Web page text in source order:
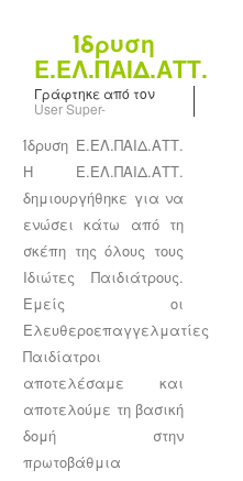
Ίδρυση
Ε.ΕΛ.ΠΑΙΔ.ΑΤΤ.
Γράφτηκε από τον
User Super-
Ίδρυση Ε.ΕΛ.ΠΑΙΔ.ΑΤΤ.
Η Ε.ΕΛ.ΠΑΙΔ.ΑΤΤ.
δημιουργήθηκε για να
ενώσει κάτω από τη
σκέπη της όλους τους
Ιδιώτες Παιδιάτρους.
Εμείς οι
Ελευθεροεπαγγελματίες
Παιδίατροι
αποτελέσαμε και
αποτελούμε τη βασική
δομή στην
πρωτοβάθμια